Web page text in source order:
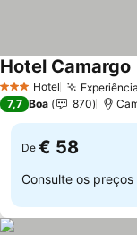
3 EstrelasHotel
Hotel Camargo
7,7 Boa 870
De € 58
Consulte os preços